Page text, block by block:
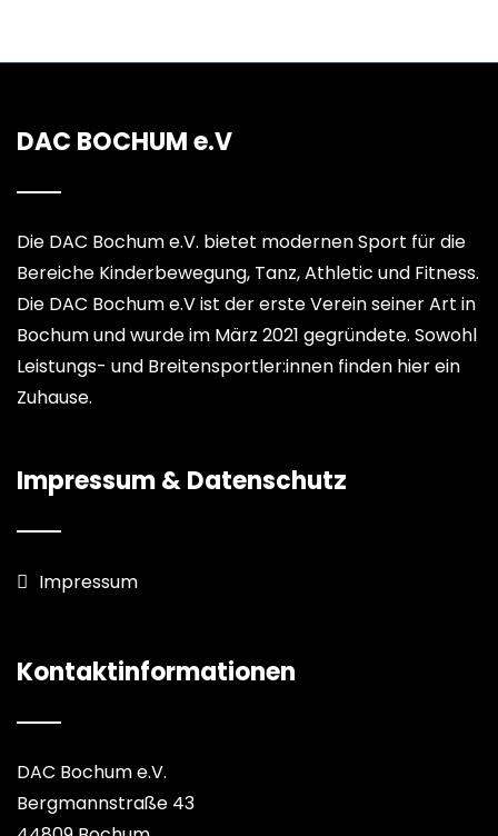
DAC BOCHUM e.V
Die DAC Bochum e.V. bietet modernen Sport für die
Bereiche Kinderbewegung, Tanz, Athletic und Fitness.
Die DAC Bochum e.V ist der erste Verein seiner Art in
Bochum und wurde im März 2021 gegründete. Sowohl
Leistungs- und Breitensportler:innen finden hier ein
Zuhause.
Impressum & Datenschutz
Impressum
Kontaktinformationen
DAC Bochum e.V.
Bergmannstraße 43